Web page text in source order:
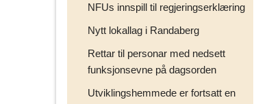
NFUs innspill til regjeringserklæring
Nytt lokallag i Randaberg
Rettar til personar med nedsett
funksjonsevne på dagsorden
Utviklingshemmede er fortsatt en